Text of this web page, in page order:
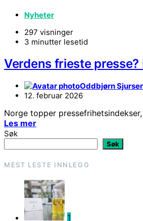
Nyheter
297 visninger
3 minutter lesetid
Verdens frieste
Oddbjørn
12. februar 2026
Norge topper
Les mer
Søk
Søk
MEST LESTE INNLEGG
1